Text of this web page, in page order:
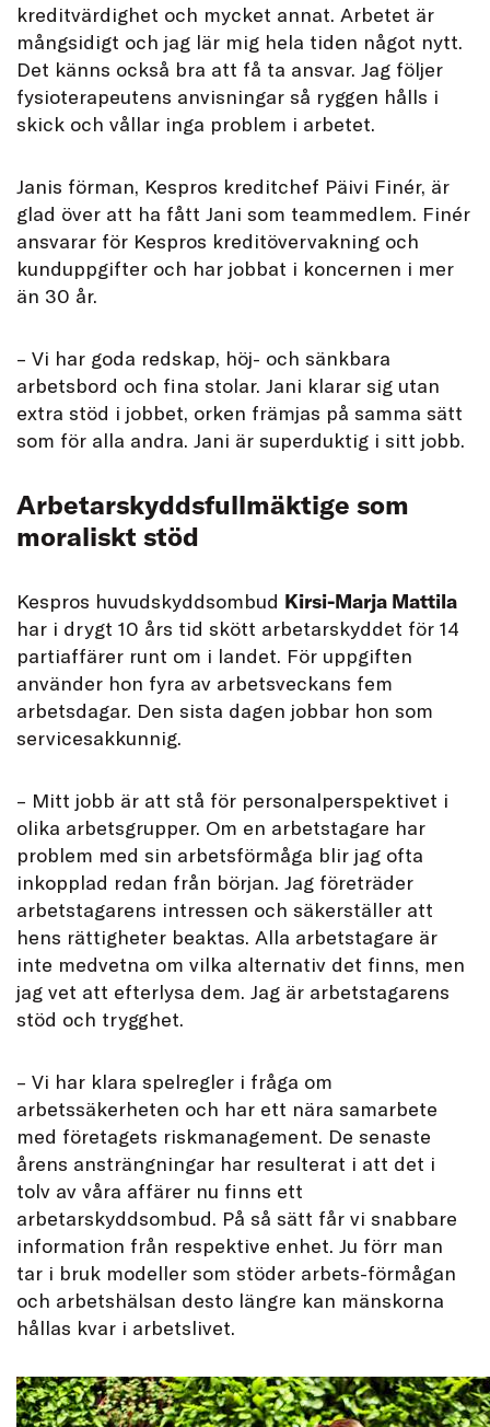
kreditvärdighet och mycket annat. Arbetet är
mångsidigt och jag lär mig hela tiden något nytt.
Det känns också bra att få ta ansvar. Jag följer
fysioterapeutens anvisningar så ryggen hålls i
skick och vållar inga problem i arbetet.
Janis förman, Kespros kreditchef Päivi Finér, är
glad över att ha fått Jani som teammedlem. Finér
ansvarar för Kespros kreditövervakning och
kunduppgifter och har jobbat i koncernen i mer
än 30 år.
– Vi har goda redskap, höj- och sänkbara
arbetsbord och fina stolar. Jani klarar sig utan
extra stöd i jobbet, orken främjas på samma sätt
som för alla andra. Jani är superduktig i sitt jobb.
Arbetarskyddsfullmäktige som
moraliskt stöd
Kespros huvudskyddsombud Kirsi-Marja Mattila
har i drygt 10 års tid skött arbetarskyddet för 14
partiaffärer runt om i landet. För uppgiften
använder hon fyra av arbetsveckans fem
arbetsdagar. Den sista dagen jobbar hon som
servicesakkunnig.
– Mitt jobb är att stå för personalperspektivet i
olika arbetsgrupper. Om en arbetstagare har
problem med sin arbetsförmåga blir jag ofta
inkopplad redan från början. Jag företräder
arbetstagarens intressen och säkerställer att
hens rättigheter beaktas. Alla arbetstagare är
inte medvetna om vilka alternativ det finns, men
jag vet att efterlysa dem. Jag är arbetstagarens
stöd och trygghet.
– Vi har klara spelregler i fråga om
arbetssäkerheten och har ett nära samarbete
med företagets riskmanagement. De senaste
årens ansträngningar har resulterat i att det i
tolv av våra affärer nu finns ett
arbetarskyddsombud. På så sätt får vi snabbare
information från respektive enhet. Ju förr man
tar i bruk modeller som stöder arbets-förmågan
och arbetshälsan desto längre kan mänskorna
hållas kvar i arbetslivet.